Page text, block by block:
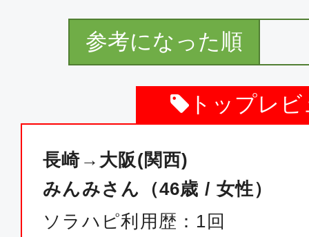
参考になった順
トップレビ
長崎→大阪(関西)
みんみさん（46歳 / 女性）
ソラハピ利用歴：1回